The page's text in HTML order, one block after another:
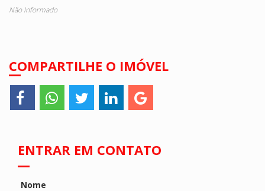
Não Informado
COMPARTILHE O IMÓVEL
ENTRAR EM CONTATO
Nome